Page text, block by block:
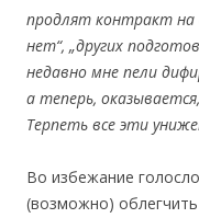
продлят контракт на
нет“, „других п
недавно мне пели д
а теперь, оказывается,
Терпеть все эти
Во избежание
(возможно)